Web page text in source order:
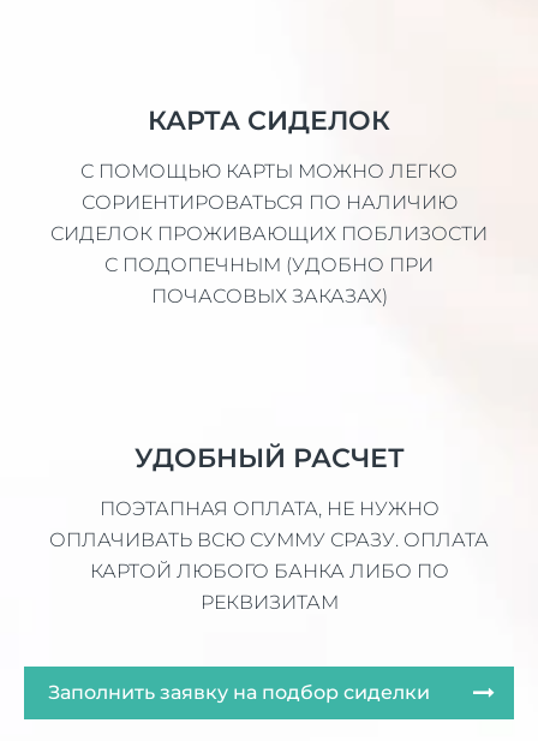
КАРТА СИДЕЛОК
С ПОМОЩЬЮ КАРТЫ МОЖНО ЛЕГКО
СОРИЕНТИРОВАТЬСЯ ПО НАЛИЧИЮ
СИДЕЛОК ПРОЖИВАЮЩИХ ПОБЛИЗОСТИ
С ПОДОПЕЧНЫМ (УДОБНО ПРИ
ПОЧАСОВЫХ ЗАКАЗАХ)
УДОБНЫЙ РАСЧЕТ
ПОЭТАПНАЯ ОПЛАТА, НЕ НУЖНО
ОПЛАЧИВАТЬ ВСЮ СУММУ СРАЗУ. ОПЛАТА
КАРТОЙ ЛЮБОГО БАНКА ЛИБО ПО
РЕКВИЗИТАМ
Заполнить заявку на подбор сиделки